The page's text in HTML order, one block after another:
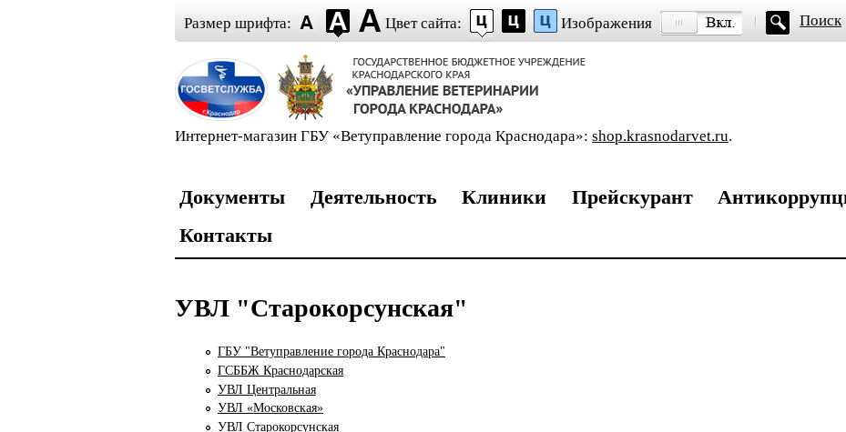
Перейти к основному содержанию
Размер шрифта: Цвет сайта: Изображения Поиск
Интернет-магазин ГБУ «Ветуправление города Краснодара»: shop.krasnodarvet.ru.
Документы Деятельность Клиники Прейскурант
Контакты
УВЛ "Старокорсунская"
ГБУ "Ветуправление города Краснодара"
ГСББЖ Краснодарская
УВЛ Центральная
УВЛ «Московская»
УВЛ Старокорсунская